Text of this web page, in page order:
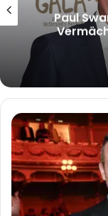
McRae
Till
Brönner
Ehefrau
–
Ein
Blick
auf